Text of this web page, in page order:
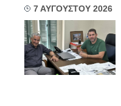
7 ΑΥΓΟΥΣΤΟΥ 2026